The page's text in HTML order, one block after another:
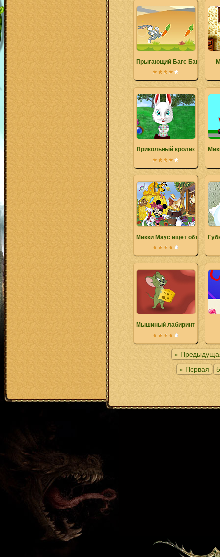
Прыгающий Багс Банни
Прикольный кролик
Микки Маус ищет объекты
Мышиный лабиринт
«
« Первая